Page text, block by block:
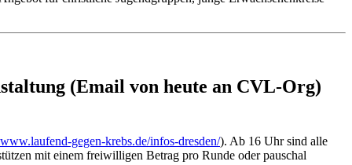
(Email von heute an CVL-Org)
www.laufend-gegen-krebs.de/infos-dresden/). Ab 16 Uhr sind alle
mit einem freiwilligen Betrag pro Runde oder pauschal